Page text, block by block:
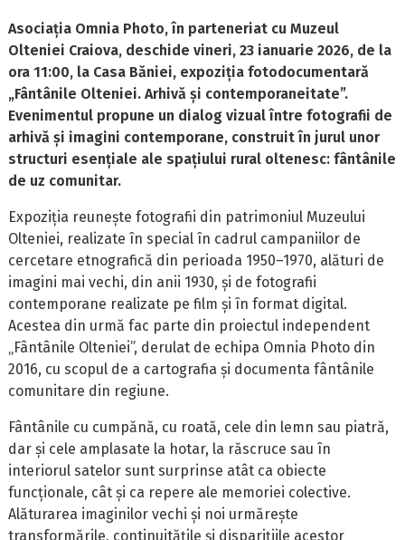
Asociația Omnia Photo, în parteneriat cu Muzeul
Olteniei Craiova, deschide vineri, 23 ianuarie 2026, de la
ora 11:00, la Casa Băniei, expoziția fotodocumentară
„Fântânile Olteniei. Arhivă și contemporaneitate”.
Evenimentul propune un dialog vizual între fotografii de
arhivă și imagini contemporane, construit în jurul unor
structuri esențiale ale spațiului rural oltenesc: fântânile
de uz comunitar.
Expoziția reunește fotografii din patrimoniul Muzeului
Olteniei, realizate în special în cadrul campaniilor de
cercetare etnografică din perioada 1950–1970, alături de
imagini mai vechi, din anii 1930, și de fotografii
contemporane realizate pe film și în format digital.
Acestea din urmă fac parte din proiectul independent
„Fântânile Olteniei”, derulat de echipa Omnia Photo din
2016, cu scopul de a cartografia și documenta fântânile
comunitare din regiune.
Fântânile cu cumpănă, cu roată, cele din lemn sau piatră,
dar și cele amplasate la hotar, la răscruce sau în
interiorul satelor sunt surprinse atât ca obiecte
funcționale, cât și ca repere ale memoriei colective.
Alăturarea imaginilor vechi și noi urmărește
transformările, continuitățile și disparițiile acestor